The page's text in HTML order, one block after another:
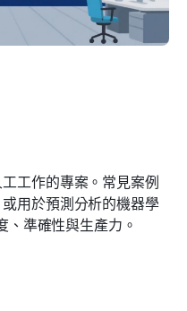
工作的專案。常見案例
用於預測分析的機器學
、準確性與生產力。